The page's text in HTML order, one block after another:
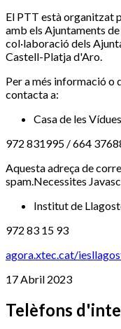
El PTT està organitzat
amb els Ajuntaments
col·laboració dels
Castell-Platja d'Aro.
Per a més informació o
contacta a:
Casa de les
972 831995 / 664
Aquesta adreça de
spam.Necessites
Institut de
972 83 15 93
agora.xtec.cat/
17 Abril 2023
Telèfons